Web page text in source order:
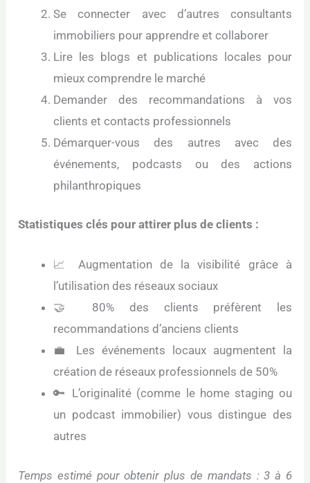
Se connecter avec d’autres consultants
immobiliers pour apprendre et collaborer
Lire les blogs et publications locales pour
mieux comprendre le marché
Demander des recommandations à vos
clients et contacts professionnels
Démarquer-vous des autres avec des
événements, podcasts ou des actions
philanthropiques
Statistiques clés pour attirer plus de clients :
📈 Augmentation de la visibilité grâce à
l’utilisation des réseaux sociaux
🤝 80% des clients préfèrent les
recommandations d’anciens clients
💼 Les événements locaux augmentent la
création de réseaux professionnels de 50%
🔑 L’originalité (comme le home staging ou
un podcast immobilier) vous distingue des
autres
Temps estimé pour obtenir plus de mandats : 3 à 6